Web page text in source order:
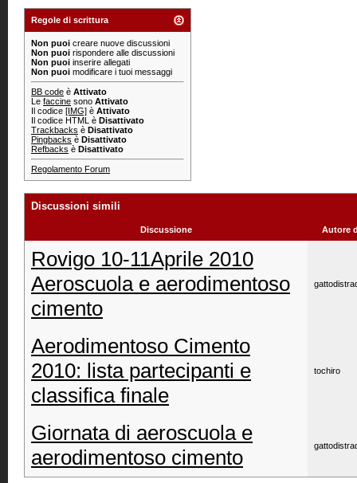
Regole di scrittura
Non puoi creare nuove discussioni
Non puoi rispondere alle discussioni
Non puoi inserire allegati
Non puoi modificare i tuoi messaggi
BB code è Attivato
Le faccine sono Attivato
Il codice [IMG] è Attivato
Il codice HTML è Disattivato
Trackbacks è Disattivato
Pingbacks è Disattivato
Refbacks è Disattivato
Regolamento Forum
Discussioni simili
Discussione Autore
Rovigo 10-11Aprile 2010
Aeroscuola e aerodimentoso
cimento
Aerodimentoso Cimento
2010: lista partecipanti e
classifica finale
tochiro
Giornata di aeroscuola e
aerodimentoso cimento